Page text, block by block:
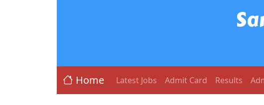
Home Latest Jobs Admit Card Results